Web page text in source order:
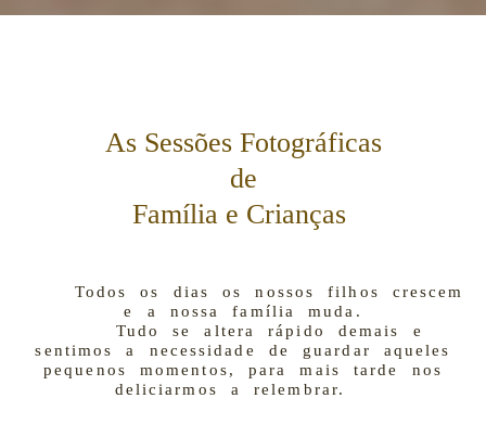
As Sessões Fotográficas
de
Família e Crianças
Todos os dias os nossos filhos crescem
e a nossa família muda.
Tudo se altera rápido demais e
sentimos a necessidade de guardar aqueles
pequenos momentos, para mais tarde nos
deliciarmos a relembrar.